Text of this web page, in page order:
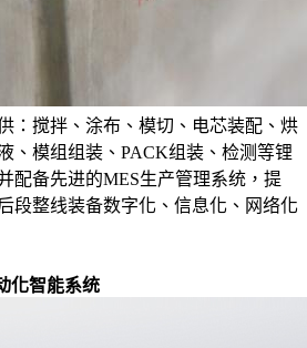
：搅拌、涂布、模切、电芯装配、烘
、模组组装、PACK组装、检测等锂
配备先进的MES生产管理系统，提
段整线装备数字化、信息化、网络化
化智能系统